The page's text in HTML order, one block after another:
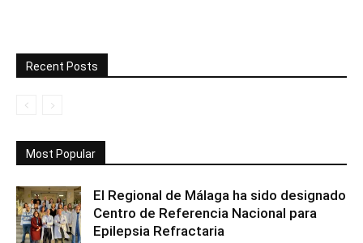
Recent Posts
Most Popular
El Regional de Málaga ha sido designado
Centro de Referencia Nacional para
Epilepsia Refractaria